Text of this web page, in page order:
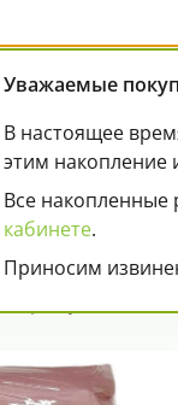
Уважаемые
В настоящее
этим накопление
Все
кабинете.
Приносим